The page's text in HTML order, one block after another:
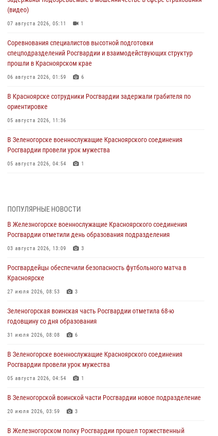
(видео)
07 августа 2026, 05:11 1
Соревнования специалистов высотной подготовки
спецподразделений Росгвардии и взаимодействующих структур
прошли в Красноярском крае
06 августа 2026, 01:59 6
В Красноярске сотрудники Росгвардии задержали грабителя по
ориентировке
05 августа 2026, 11:36
В Зеленогорске военнослужащие Красноярского соединения
Росгвардии провели урок мужества
05 августа 2026, 04:54 1
05 августа 2026, 04:52 1
В Красноярске сотрудники вневедомственной охраны Росгвардии
задержали подозреваемого в серии краж из гипермаркета
04 августа 2026, 09:57
Сотрудники Росгвардии обеспечили общественный порядок во
время проведения экстремального заплыва в Дудинке
04 августа 2026, 08:36
В Красноярске сотрудники Росгвардии задержали подозреваемого
в серии краж из супермаркета
04 августа 2026, 06:50
Военнослужащие Красноярского соединения Росгвардии
познакомили отдыхающих детей с тонкостями РХБ защиты
03 августа 2026, 13:12 2
ПОПУЛЯРНЫЕ НОВОСТИ
В Железногорске военнослужащие Красноярского соединения
Росгвардии отметили день образования подразделения
03 августа 2026, 13:09 3
Росгвардейцы обеспечили безопасность футбольного матча в
Красноярске
27 июля 2026, 08:53 3
Зеленогорская воинская часть Росгвардии отметила 68-ю
годовщину со дня образования
31 июля 2026, 08:08 6
В Зеленогорске военнослужащие Красноярского соединения
Росгвардии провели урок мужества
05 августа 2026, 04:54 1
В Зеленогорской воинской части Росгвардии новое подразделение
20 июля 2026, 03:59 3
В Железногорском полку Росгвардии прошел торжественный